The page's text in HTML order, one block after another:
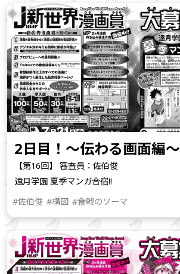
2日目！～伝わる画面編～
【第16回】 審査員：佐伯俊
遠月学園 夏季マンガ合宿!!
#佐伯俊 #構図 #食戟のソーマ